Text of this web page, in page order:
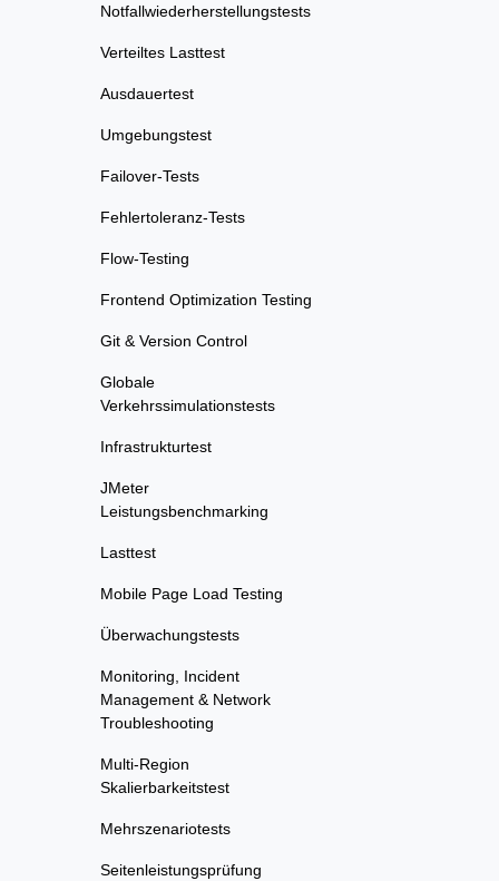
Notfallwiederherstellungstests
Verteiltes Lasttest
Ausdauertest
Umgebungstest
Failover-Tests
Fehlertoleranz-Tests
Flow-Testing
Frontend Optimization Testing
Git & Version Control
Globale
Verkehrssimulationstests
Infrastrukturtest
JMeter
Leistungsbenchmarking
Lasttest
Mobile Page Load Testing
Überwachungstests
Monitoring, Incident
Management & Network
Troubleshooting
Multi-Region
Skalierbarkeitstest
Mehrszenariotests
Seitenleistungsprüfung